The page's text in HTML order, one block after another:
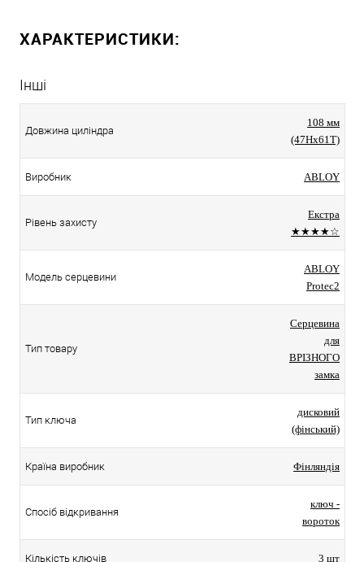
ХАРАКТЕРИСТИКИ:
Інші
Довжина циліндра
108 мм
(47Hx61T)
Виробник ABLOY
Рівень захисту
Екстра
★★★★☆
Модель серцевини
ABLOY
Protec2
Тип товару
Серцевина
для
ВРІЗНОГО
замка
Тип ключа
дисковий
(фінський)
Країна виробник Фінляндія
Спосіб відкривання
ключ -
вороток
Кількість ключів 3 шт